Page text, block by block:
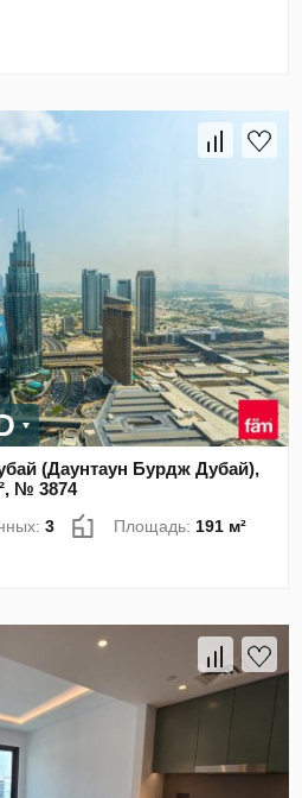
(Даунтаун Бурдж Дубай),
№ 3874
3 Площадь:191 м²